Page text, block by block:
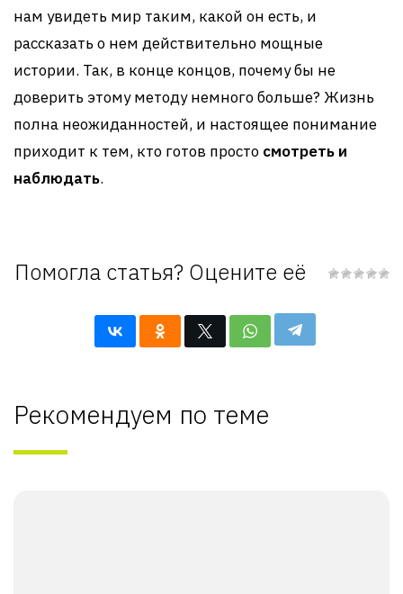
нам увидеть мир таким, какой он есть, и
рассказать о нем действительно мощные
истории. Так, в конце концов, почему бы не
доверить этому методу немного больше? Жизнь
полна неожиданностей, и настоящее понимание
приходит к тем, кто готов просто смотреть и
наблюдать.
Помогла статья? Оцените её
Рекомендуем по теме